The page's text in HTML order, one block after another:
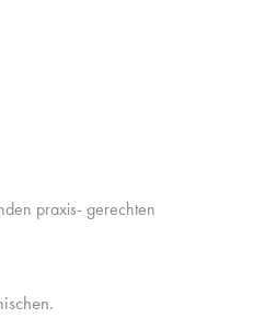
praxis- gerechten